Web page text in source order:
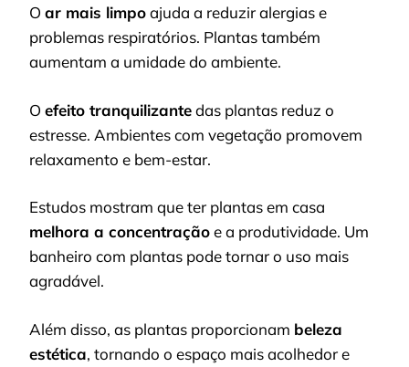
O ar mais limpoajuda a reduzir alergias e
problemas respiratórios. Plantas também
aumentam a umidade do ambiente.
O efeito tranquilizantedas plantas reduz o
estresse. Ambientes com vegetação promovem
relaxamento e bem-estar.
Estudos mostram que ter plantas em casa
melhora a concentraçãoe a produtividade. Um
banheiro com plantas pode tornar o uso mais
agradável.
Além disso, as plantas proporcionam beleza
estética, tornando o espaço mais acolhedor e